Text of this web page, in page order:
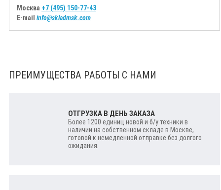
Москва +7 (495) 150-77-43
E-mail info@skladmsk.com
ПРЕИМУЩЕСТВА РАБОТЫ С НАМИ
ОТГРУЗКА В ДЕНЬ ЗАКАЗА
Более 1200 единиц новой и б/у техники в
наличии на собственном складе в Москве,
готовой к немедленной отправке без долгого
ожидания.